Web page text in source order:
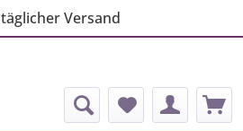
täglicher Versand